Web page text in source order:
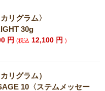
リグラム〉
30g
円(税込 12,100 円)
リグラム）
10〈ステムメッセー